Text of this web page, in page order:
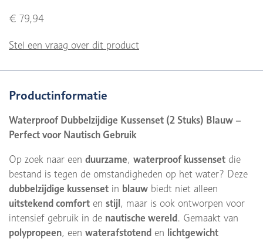
€ 79,94
Stel een vraag over dit product
Productinformatie
Waterproof Dubbelzijdige Kussenset (2 Stuks) Blauw –
Perfect voor Nautisch Gebruik
Op zoek naar een duurzame, waterproof kussenset die
bestand is tegen de omstandigheden op het water? Deze
dubbelzijdige kussenset in blauw biedt niet alleen
uitstekend comfort en stijl , maar is ook ontworpen voor
intensief gebruik in de nautische wereld . Gemaakt van
polypropeen, een waterafstotend en lichtgewicht